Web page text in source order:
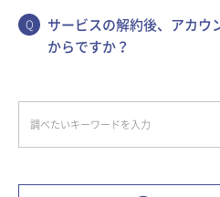
サービスの解約後、アカウ
からですか？